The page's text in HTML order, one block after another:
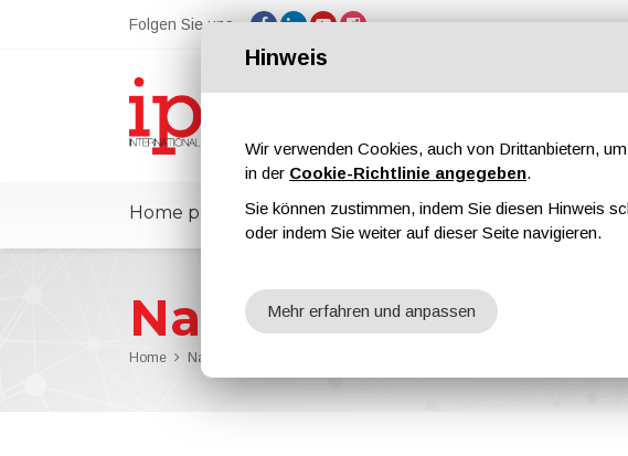
Folgen Sie uns
Home page ipcmPedia Nachrichten Messen
Nachrichten
Home Nachrichten
Hinweis
Wir verwenden Cookies, auch von Drittanbietern,
in der Cookie-Richtlinie angegeben.
Sie können zustimmen, indem Sie diesen Hinweis
oder indem Sie weiter auf dieser Seite navigieren.
Mehr erfahren und anpassen